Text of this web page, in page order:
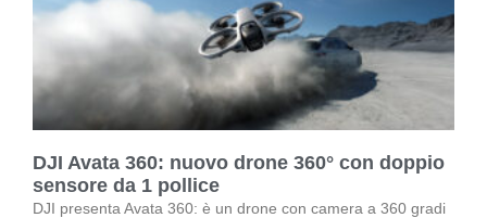
DJI Avata 360: nuovo drone 360° con doppio
sensore da 1 pollice
DJI presenta Avata 360: è un drone con camera a 360 gradi